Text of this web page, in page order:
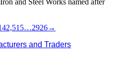
2,515…2926→
and Traders